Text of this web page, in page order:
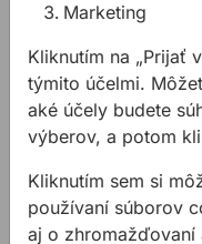
strihanie
Technické
Typ klieští:
Hmotnosť: 0,228
Materiál: Chróm-
Maximálne
Marketing
Kliknutím na „Prijať
týmito účelmi.
aké účely budete
výberov, a potom
Kliknutím sem si
používaní súborov
aj o zhromažďovaní